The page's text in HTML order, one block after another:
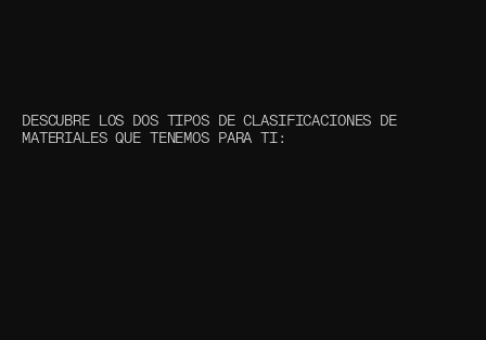
DESCUBRE LOS DOS TIPOS DE CLASIFICACIONES DE
MATERIALES QUE TENEMOS PARA TI: